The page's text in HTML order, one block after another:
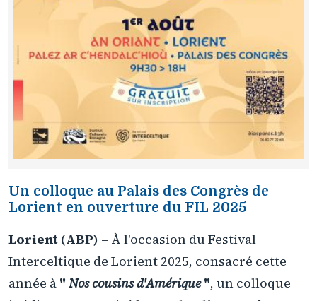
Un colloque au Palais des Congrès de
Lorient en ouverture du FIL 2025
Lorient (ABP) – À l'occasion du Festival
Interceltique de Lorient 2025, consacré cette
année à " Nos cousins d'Amérique", un colloque